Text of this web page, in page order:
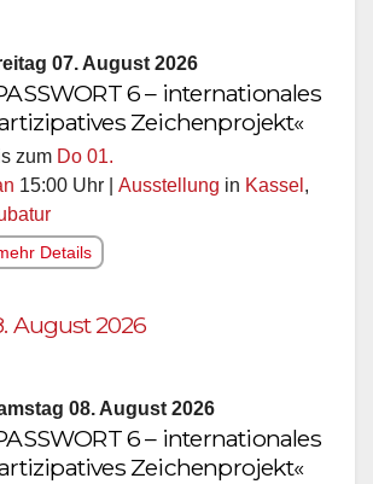
07. August 2026
6 – internationales
Zeichenprojekt«
zum Do 01.
15:00 Uhr | Ausstellung in Kassel ,
Details
August 2026
08. August 2026
6 – internationales
Zeichenprojekt«